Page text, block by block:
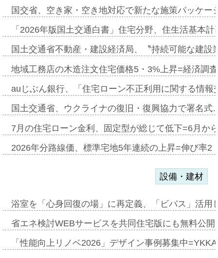
国交省、空き家・空き地対応で新たな施策パッケ
「2026年版国土交通白書」住宅分野、住生活基本
国土交通省不動産・建設経済局、〝持続可能な建
地域工務店の木造注文住宅価格5・3%上昇=経済調
auじぶん銀行、「住宅ローン不正利用に関する情
国土交通省、ウクライナの復旧・復興協力で署名
7月の住宅ローン金利、固定型が総じて低下=6月か
2026年分路線価、標準宅地5年連続の上昇=伸び率
設備・建材
浴室を「心身回復の場」に再定義、「ビバス」活
省エネ検討WEBサービスを共同住宅版にも無料公
「性能向上リノベ2026」デザイン事例募集中